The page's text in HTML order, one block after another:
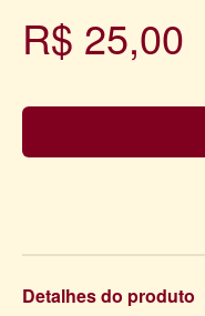
R$ 25,00
Detalhes do produto